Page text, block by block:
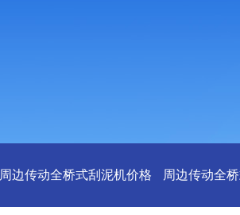
周边传动全桥式刮泥机价格 周边传动全